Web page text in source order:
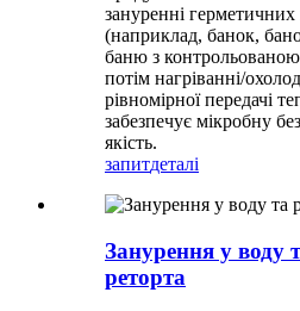
зануренні герметичних
(наприклад, банок,
баню з
потім нагріванні/
рівномірної передачі
забезпечує мікробну
якість.
запитдеталі
Занурення у воду
реторта